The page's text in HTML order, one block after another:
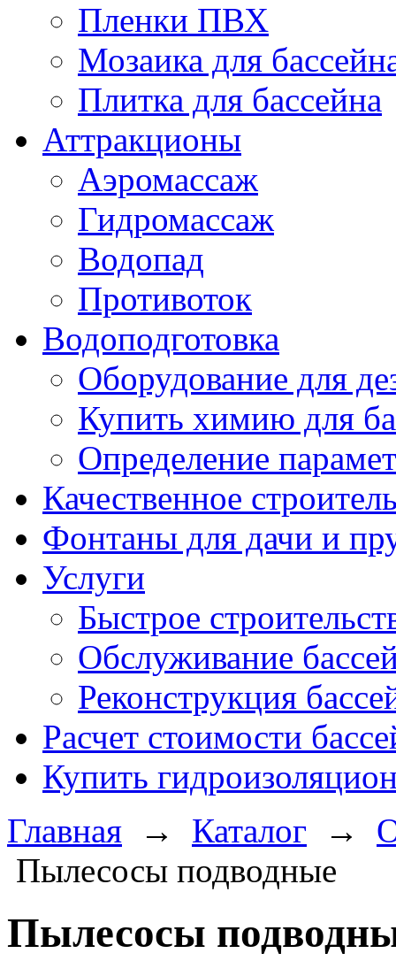
Пленки ПВХ
Мозаика для
Плитка для бассейна
Аттракционы
Аэромассаж
Гидромассаж
Водопад
Противоток
Водоподготовка
Оборудование для
Купить химию для
Определение
Качественное
Фонтаны для дачи и
Услуги
Быстрое
Обслуживание
Реконструкция
Расчет стоимости
Купить
Главная → Каталог →
Пылесосы подводные
Пылесосы